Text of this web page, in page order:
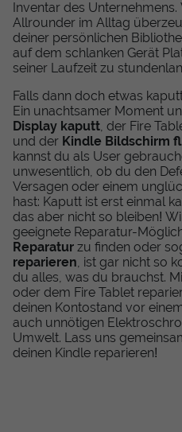
Inventar des
Allrounder im Alltag
deiner persönlichen
auf dem schlanken Gerät
seiner Laufzeit zu
Falls dann doch etwas
Ein unachtsamer Moment
Display kaputt , der Fire
und der Kindle Bildschirm
kannst du als User
unwesentlich, ob du den
Versagen oder einem
hast: Kaputt ist erst einmal
das aber nicht so bleiben!
geeignete Reparatur-
Reparatur zu finden oder
reparieren , ist gar nicht so
du alles, was du brauchst.
oder dem Fire Tablet
deinen Kontostand vor
auch unnötigen
Umwelt. Lass uns
deinen Kindle reparieren!